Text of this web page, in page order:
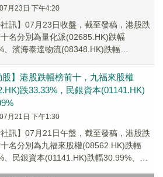
月23日 下午4:20
社訊】07月23日收盤，截至發稿，港股跌
名分別為量化派(02685.HK)跌幅
、濱海泰達物流(08348.HK)跌幅
股】港股跌幅榜前十，九福來股權
跌33.33%，民銀資本(01141.HK)
月21日 下午1:30
社訊】07月21日午盤，截至發稿，港股跌
名分別為九福來股權(08562.HK)跌幅
、民銀資本(01141.HK)跌幅30.99%、鴻